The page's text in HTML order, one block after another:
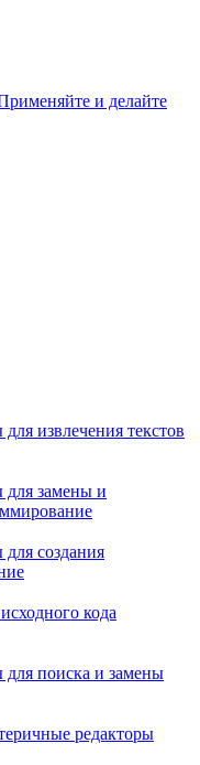
и делайте
извлечения текстов
замены и
создания
кода
поиска и замены
редакторы